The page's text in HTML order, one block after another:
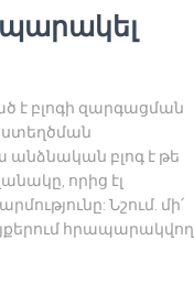
է բլոգի զարգացման
բլոգ է թե
որից էլ
Նշում. մի՛
հրապարակվող